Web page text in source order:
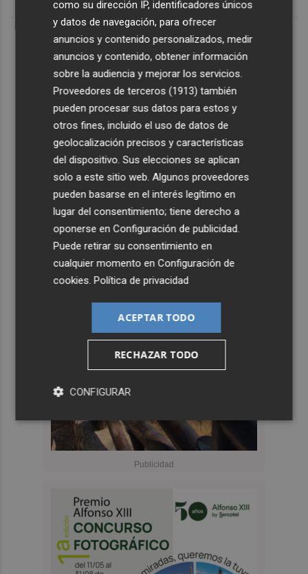
como su dirección IP, identificadores únicos
y datos de navegación, para ofrecer
anuncios y contenido personalizados, medir
anuncios y contenido, obtener información
sobre la audiencia y mejorar los servicios.
Proveedores de terceros (1913) también
pueden procesar sus datos para estos y
otros fines, incluido el uso de datos de
geolocalización precisos y características
del dispositivo. Sus elecciones se aplican
solo a este sitio web. Algunos proveedores
pueden basarse en el interés legítimo en
lugar del consentimiento; tiene derecho a
oponerse enConfiguración de publicidad
Puede retirar su consentimiento en
cualquier momento enConfiguración de
cookies .Política de privacidad
ACEPTAR TODO
RECHAZAR TODO
CONFIGURAR